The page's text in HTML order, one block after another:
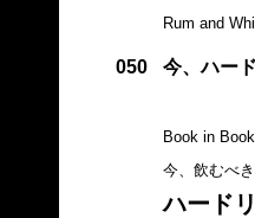
Rum and
050 今、ハー
Book in Book
今、飲むべ
ハード